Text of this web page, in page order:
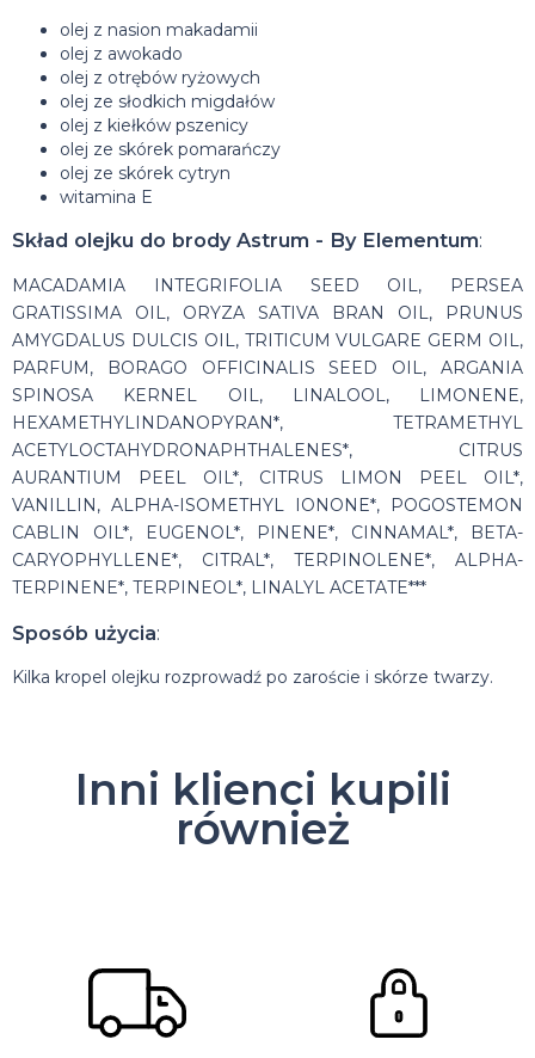
olej z nasion makadamii
olej z awokado
olej z otrębów ryżowych
olej ze słodkich migdałów
olej z kiełków pszenicy
olej ze skórek pomarańczy
olej ze skórek cytryn
witamina E
Skład olejku do brody Astrum - By Elementum:
MACADAMIA INTEGRIFOLIA SEED OIL, PERSEA
GRATISSIMA OIL, ORYZA SATIVA BRAN OIL, PRUNUS
AMYGDALUS DULCIS OIL, TRITICUM VULGARE GERM OIL,
PARFUM, BORAGO OFFICINALIS SEED OIL, ARGANIA
SPINOSA KERNEL OIL, LINALOOL, LIMONENE,
HEXAMETHYLINDANOPYRAN*, TETRAMETHYL
ACETYLOCTAHYDRONAPHTHALENES*, CITRUS
AURANTIUM PEEL OIL*, CITRUS LIMON PEEL OIL*,
VANILLIN, ALPHA-ISOMETHYL IONONE*, POGOSTEMON
CABLIN OIL*, EUGENOL*, PINENE*, CINNAMAL*, BETA-
CARYOPHYLLENE*, CITRAL*, TERPINOLENE*, ALPHA-
TERPINENE*, TERPINEOL*, LINALYL ACETATE***
Sposób użycia:
Kilka kropel olejku rozprowadź po zaroście i skórze twarzy.
Inni klienci kupili
również